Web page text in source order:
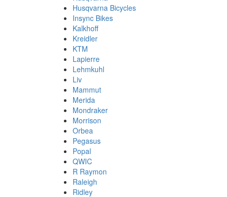
Husqvarna Bicycles
Insync Bikes
Kalkhoff
Kreidler
KTM
Lapierre
Lehmkuhl
Liv
Mammut
Merida
Mondraker
Morrison
Orbea
Pegasus
Popal
QWIC
R Raymon
Raleigh
Ridley